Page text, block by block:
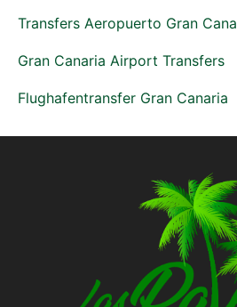
Transfers Aeropuerto Gran
Gran Canaria Airport Transfers
Flughafentransfer Gran Canaria